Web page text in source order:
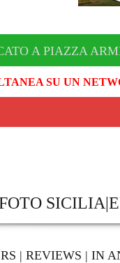
A PIAZZA
SU UN
| REVIEWS | IN